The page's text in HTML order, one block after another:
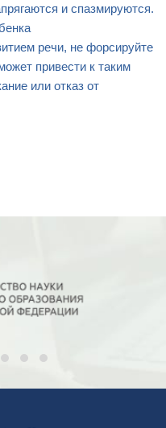
и спазмируются.
речи, не форсируйте
привести к таким
или отказ от